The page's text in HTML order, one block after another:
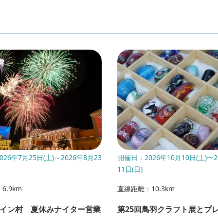
年7月25日(土)～2026年8月23
6.9km
ン村 夏休みナイター営業
開催日：2026年10月10日(土)〜
11日(日)
直線距離：10.3km
第25回鳥羽クラフト展とプ